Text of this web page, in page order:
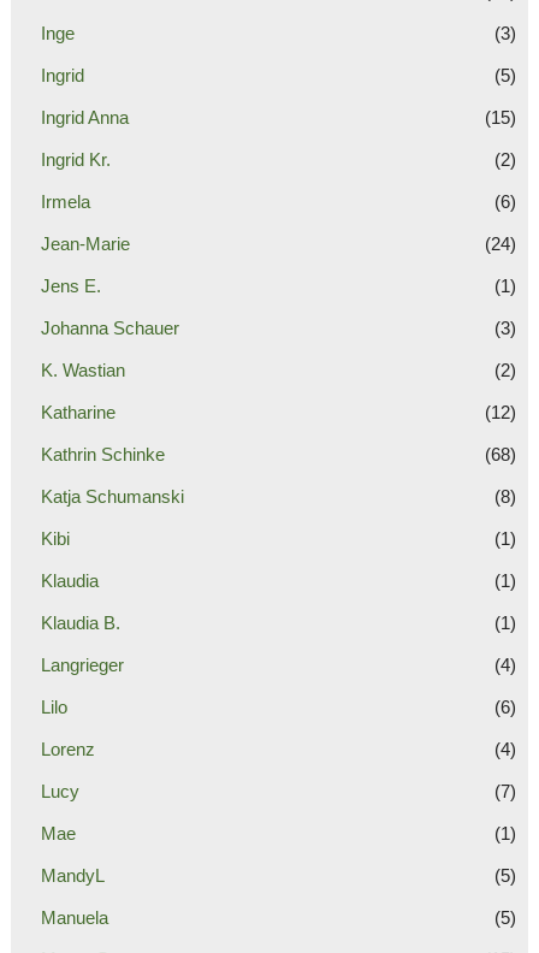
Inge (3)
Ingrid (5)
Ingrid Anna (15)
Ingrid Kr. (2)
Irmela (6)
Jean-Marie (24)
Jens E. (1)
Johanna Schauer (3)
K. Wastian (2)
Katharine (12)
Kathrin Schinke (68)
Katja Schumanski (8)
Kibi (1)
Klaudia (1)
Klaudia B. (1)
Langrieger (4)
Lilo (6)
Lorenz (4)
Lucy (7)
Mae (1)
MandyL (5)
Manuela (5)